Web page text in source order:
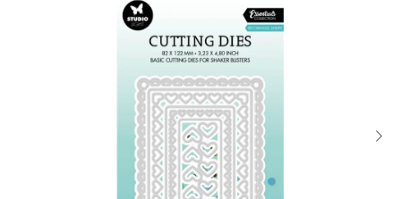
MOJE OBJEDNÁVKA
Moje objednávka
Oblíbené ♥️